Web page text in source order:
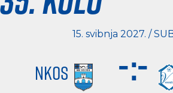
15. svibnja 2027. /
NKOS -:-